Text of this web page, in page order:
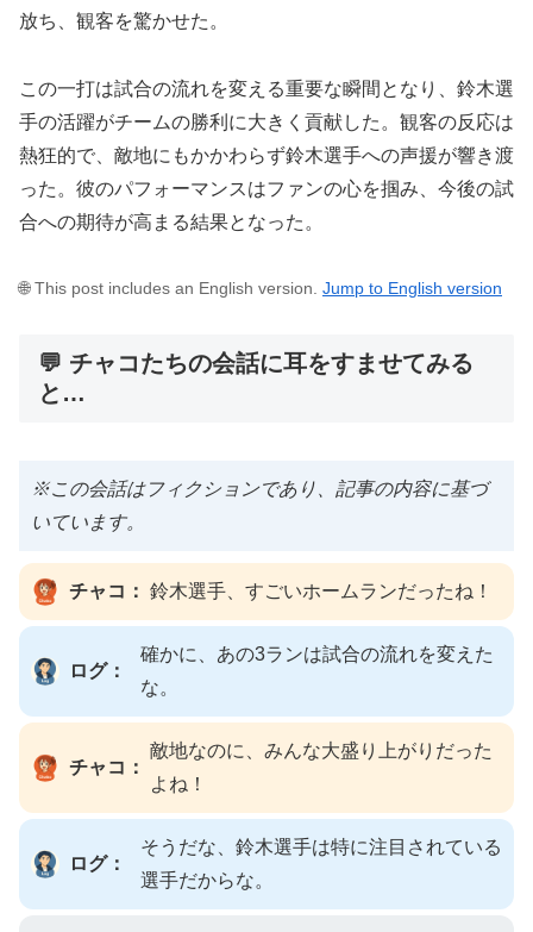
放ち、観客を驚かせた。
この一打は試合の流れを変える重要な瞬間となり、鈴木選
手の活躍がチームの勝利に大きく貢献した。観客の反応は
熱狂的で、敵地にもかかわらず鈴木選手への声援が響き渡
った。彼のパフォーマンスはファンの心を掴み、今後の試
合への期待が高まる結果となった。
🌐 This post includes an English version. Jump to English version
💬 チャコたちの会話に耳をすませてみる
と…
※この会話はフィクションであり、記事の内容に基づ
いています。
チャコ： 鈴木選手、すごいホームランだったね！
ログ：
確かに、あの3ランは試合の流れを変えた
な。
チャコ：
敵地なのに、みんな大盛り上がりだった
よね！
ログ：
そうだな、鈴木選手は特に注目されている
選手だからな。